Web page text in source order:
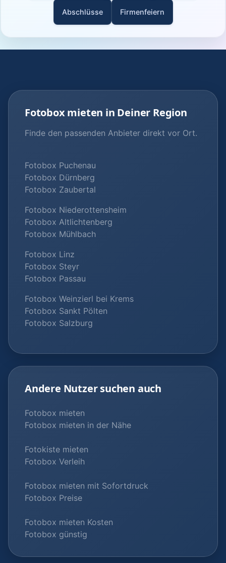
Abschlüsse Firmenfeiern
Fotobox mieten in Deiner Region
Finde den passenden Anbieter direkt vor Ort.
Fotobox Puchenau
Fotobox Dürnberg
Fotobox Zaubertal
Fotobox Niederottensheim
Fotobox Altlichtenberg
Fotobox Mühlbach
Fotobox Linz
Fotobox Steyr
Fotobox Passau
Fotobox Weinzierl bei Krems
Fotobox Sankt Pölten
Fotobox Salzburg
Andere Nutzer suchen auch
Fotobox mieten
Fotobox mieten in der Nähe
Fotokiste mieten
Fotobox Verleih
Fotobox mieten mit Sofortdruck
Fotobox Preise
Fotobox mieten Kosten
Fotobox günstig